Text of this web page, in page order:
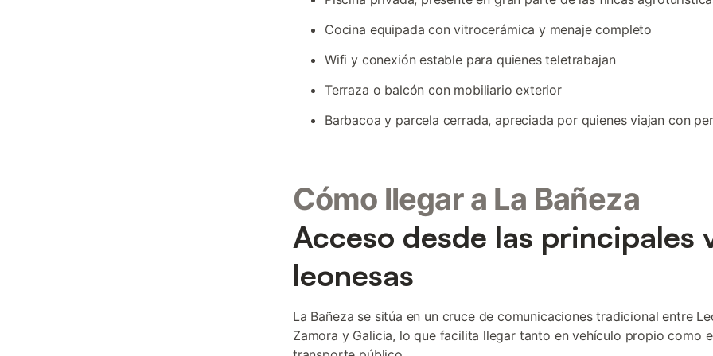
Cocina equipada con vitrocerámica y menaje completo
Wifi y conexión estable para quienes teletrabajan
Terraza o balcón con mobiliario exterior
Barbacoa y parcela cerrada, apreciada por quienes viajan con
Cómo llegar a La Bañeza
Acceso desde las principales
leonesas
La Bañeza se sitúa en un cruce de comunicaciones tradicional entre
Zamora y Galicia, lo que facilita llegar tanto en vehículo propio como